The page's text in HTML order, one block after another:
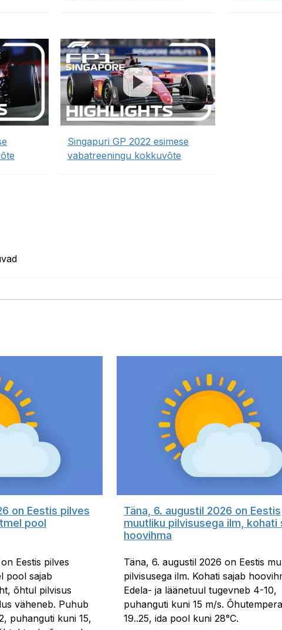
Singapuri GP 2022 esimese
vabatreeningu kokkuvõte
on Eestis pilves
pool
Eestis pilves
pool sajab
õhtul pilvisus
väheneb. Puhub
puhanguti kuni 15,
Täna, 6. augustil 2026 on Eestis
muutliku pilvisusega ilm, kohati
hoovihma
Täna, 6. augustil 2026 on Eestis
pilvisusega ilm. Kohati sajab
Edela- ja läänetuul tugevneb 4-10,
puhanguti kuni 15 m/s.
19..25, ida pool kuni 28°C.